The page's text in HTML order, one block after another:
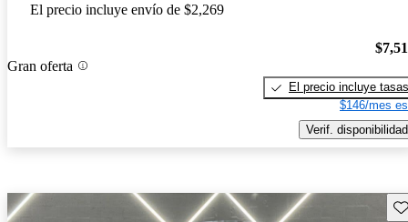
El precio incluye envío de $2,269
Gran oferta
El precio incluye tasas
$146/mes
Verif. disponibilidad